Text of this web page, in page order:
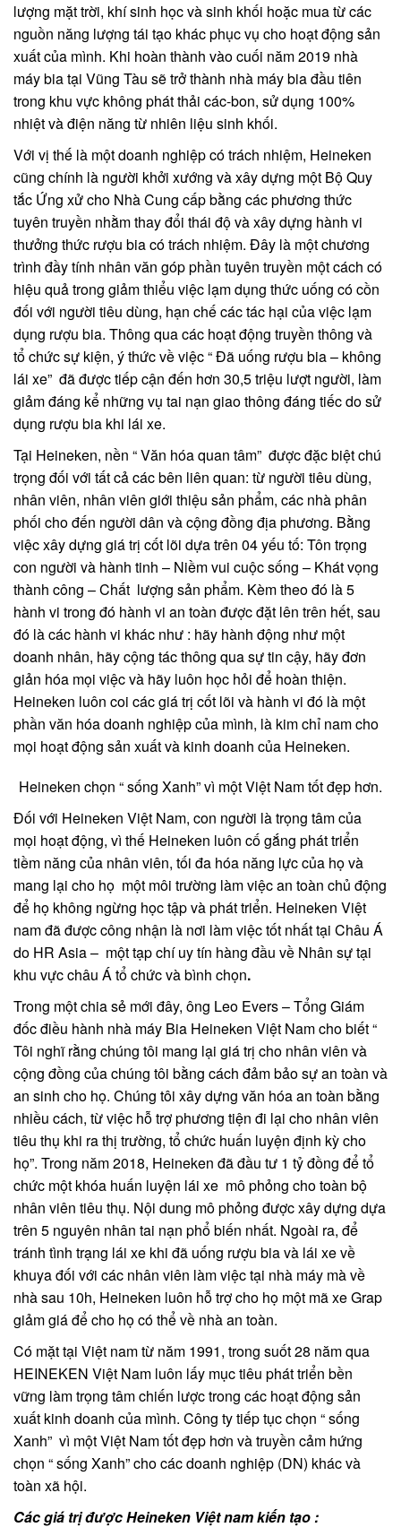
lượng mặt trời, khí sinh học và sinh khối hoặc mua từ các
nguồn năng lượng tái tạo khác phục vụ cho hoạt động sản
xuất của mình. Khi hoàn thành vào cuối năm 2019 nhà
máy bia tại Vũng Tàu sẽ trở thành nhà máy bia đầu tiên
trong khu vực không phát thải các-bon, sử dụng 100%
nhiệt và điện năng từ nhiên liệu sinh khối.
Với vị thế là một doanh nghiệp có trách nhiệm, Heineken
cũng chính là người khởi xướng và xây dựng một Bộ Quy
tắc Ứng xử cho Nhà Cung cấp bằng các phương thức
tuyên truyền nhằm thay đổi thái độ và xây dựng hành vi
thưởng thức rượu bia có trách nhiệm. Đây là một chương
trình đầy tính nhân văn góp phần tuyên truyền một cách có
hiệu quả trong giảm thiểu việc lạm dụng thức uống có cồn
đối với người tiêu dùng, hạn chế các tác hại của việc lạm
dụng rượu bia. Thông qua các hoạt động truyền thông và
tổ chức sự kiện, ý thức về việc “ Đã uống rượu bia – không
lái xe” đã được tiếp cận đến hơn 30,5 triệu lượt người, làm
giảm đáng kể những vụ tai nạn giao thông đáng tiếc do sử
dụng rượu bia khi lái xe.
Tại Heineken, nền “ Văn hóa quan tâm” được đặc biệt chú
trọng đối với tất cả các bên liên quan: từ người tiêu dùng,
nhân viên, nhân viên giới thiệu sản phẩm, các nhà phân
phối cho đến người dân và cộng đồng địa phương. Bằng
việc xây dựng giá trị cốt lõi dựa trên 04 yếu tố: Tôn trọng
con người và hành tinh – Niềm vui cuộc sống – Khát vọng
thành công – Chất lượng sản phẩm. Kèm theo đó là 5
hành vi trong đó hành vi an toàn được đặt lên trên hết, sau
đó là các hành vi khác như : hãy hành động như một
doanh nhân, hãy cộng tác thông qua sự tin cậy, hãy đơn
giản hóa mọi việc và hãy luôn học hỏi để hoàn thiện.
Heineken luôn coi các giá trị cốt lõi và hành vi đó là một
phần văn hóa doanh nghiệp của mình, là kim chỉ nam cho
mọi hoạt động sản xuất và kinh doanh của Heineken.
Heineken chọn “ sống Xanh” vì một Việt Nam tốt đẹp hơn.
Đối với Heineken Việt Nam, con người là trọng tâm của
mọi hoạt động, vì thế Heineken luôn cố gắng phát triển
tiềm năng của nhân viên, tối đa hóa năng lực của họ và
mang lại cho họ một môi trường làm việc an toàn chủ động
để họ không ngừng học tập và phát triển. Heineken Việt
nam đã được công nhận là nơi làm việc tốt nhất tại Châu Á
do HR Asia – một tạp chí uy tín hàng đầu về Nhân sự tại
khu vực châu Á tổ chức và bình chọn.
Trong một chia sẻ mới đây, ông Leo Evers – Tổng Giám
đốc điều hành nhà máy Bia Heineken Việt Nam cho biết “
Tôi nghĩ rằng chúng tôi mang lại giá trị cho nhân viên và
cộng đồng của chúng tôi bằng cách đảm bảo sự an toàn và
an sinh cho họ. Chúng tôi xây dựng văn hóa an toàn bằng
nhiều cách, từ việc hỗ trợ phương tiện đi lại cho nhân viên
tiêu thụ khi ra thị trường, tổ chức huấn luyện định kỳ cho
họ”. Trong năm 2018, Heineken đã đầu tư 1 tỷ đồng để tổ
chức một khóa huấn luyện lái xe mô phỏng cho toàn bộ
nhân viên tiêu thụ. Nội dung mô phỏng được xây dựng dựa
trên 5 nguyên nhân tai nạn phổ biến nhất. Ngoài ra, để
tránh tình trạng lái xe khi đã uống rượu bia và lái xe về
khuya đối với các nhân viên làm việc tại nhà máy mà về
nhà sau 10h, Heineken luôn hỗ trợ cho họ một mã xe Grap
giảm giá để cho họ có thể về nhà an toàn.
Có mặt tại Việt nam từ năm 1991, trong suốt 28 năm qua
HEINEKEN Việt Nam luôn lấy mục tiêu phát triển bền
vững làm trọng tâm chiến lược trong các hoạt động sản
xuất kinh doanh của mình. Công ty tiếp tục chọn “ sống
Xanh” vì một Việt Nam tốt đẹp hơn và truyền cảm hứng
chọn “ sống Xanh” cho các doanh nghiệp (DN) khác và
toàn xã hội.
Các giá trị được Heineken Việt nam kiến tạo :